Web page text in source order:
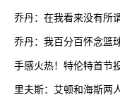
乔丹：在我看来没有所
乔丹：我百分百怀念篮
手感火热！特伦特首节
里夫斯：艾顿和海斯两